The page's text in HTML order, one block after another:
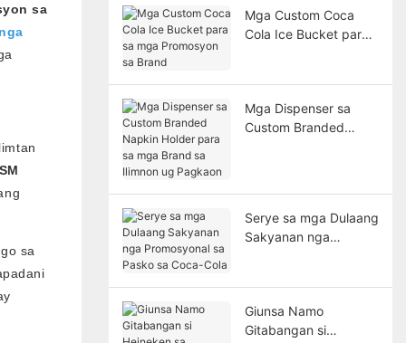
sa
sa
Mga Custom Coca
Cola Ice Bucket para
Mga Dispenser sa
Custom Branded
Serye sa mga Dulaang
Sakyanan nga
Giunsa Namo
Gitabangan si